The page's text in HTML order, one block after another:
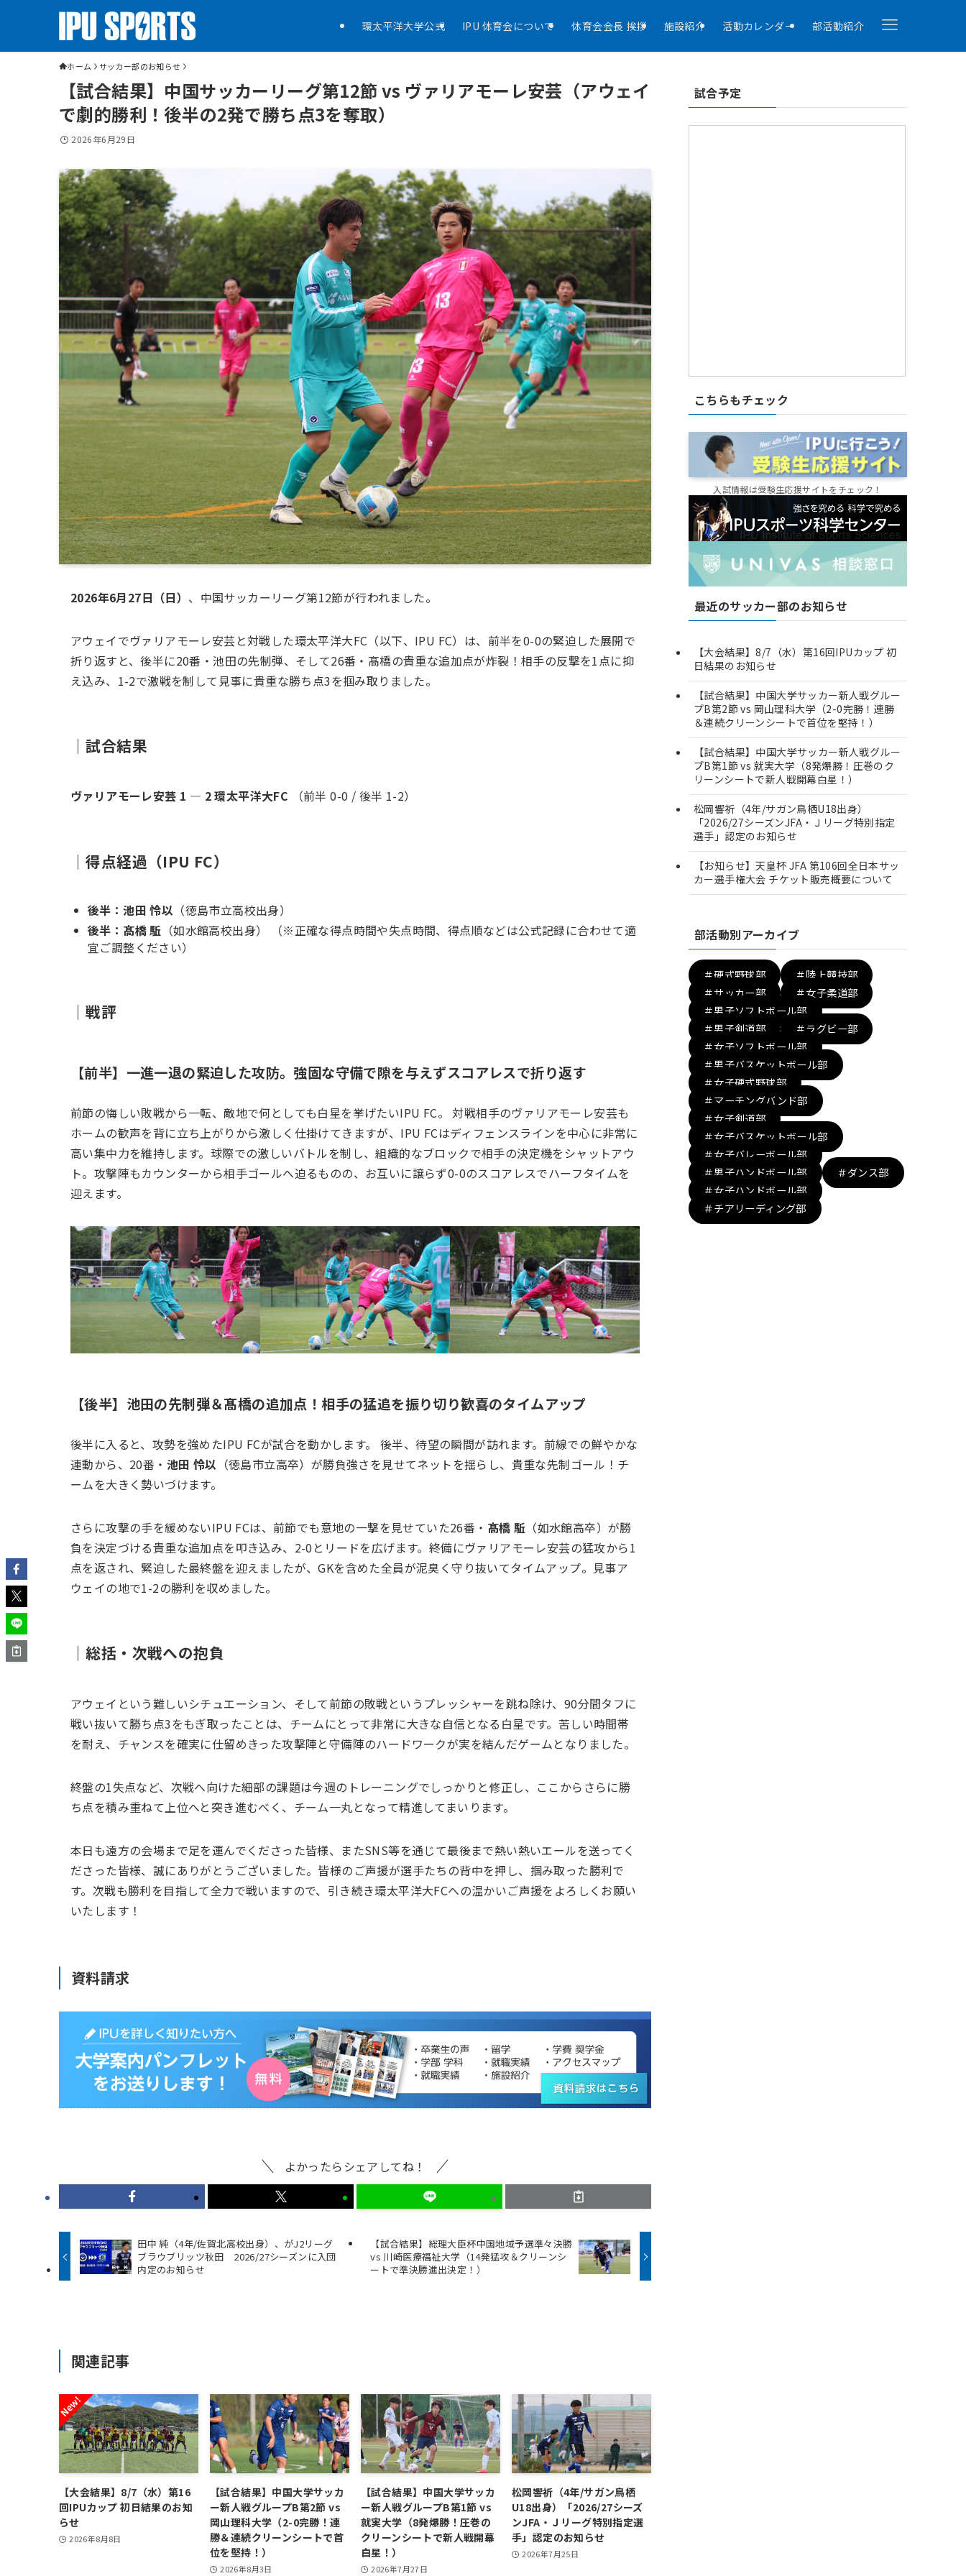
環太平洋大学公式 IPU 体育会について 体育会会長 挨拶 施設紹介 活動カレンダー 部活動紹介
ホーム サッカー部のお知らせ
【試合結果】中国サッカーリーグ第12節 vs ヴァリアモーレ安芸（アウェイ
で劇的勝利！後半の2発で勝ち点3を奪取）
2026年6月29日
2026年6月27日（日） 、中国サッカーリーグ第12節が行われました。
アウェイでヴァリアモーレ安芸と対戦した環太平洋大FC（以下、IPU FC）は、前半を0-0の緊迫した展開で
折り返すと、後半に20番・池田の先制弾、そして26番・髙橋の貴重な追加点が炸裂！相手の反撃を1点に抑
え込み、1-2で激戦を制して見事に貴重な勝ち点3を掴み取りました。
｜試合結果
ヴァリアモーレ安芸 1 — 2 環太平洋大FC （前半 0-0 / 後半 1-2）
｜得点経過（IPU FC）
後半：池田 怜以 （徳島市立高校出身）
後半：髙橋 駈 （如水館高校出身） （※正確な得点時間や失点時間、得点順などは公式記録に合わせて適
宜ご調整ください）
｜戦評
【前半】一進一退の緊迫した攻防。強固な守備で隙を与えずスコアレスで折り返す
前節の悔しい敗戦から一転、敵地で何としても白星を挙げたいIPU FC。 対戦相手のヴァリアモーレ安芸も
ホームの歓声を背に立ち上がりから激しく仕掛けてきますが、IPU FCはディフェンスラインを中心に非常に
高い集中力を維持します。球際での激しいバトルを制し、組織的なブロックで相手の決定機をシャットアウ
ト。攻撃陣もカウンターから相手ゴールへ迫るものの、お互いに譲らず0-0のスコアレスでハーフタイムを
迎えます。
【後半】池田の先制弾＆髙橋の追加点！相手の猛追を振り切り歓喜のタイムアップ
後半に入ると、攻勢を強めたIPU FCが試合を動かします。 後半、待望の瞬間が訪れます。前線での鮮やかな
連動から、20番・ 池田 怜以 （徳島市立高卒）が勝負強さを見せてネットを揺らし、貴重な先制ゴール！チ
ームを大きく勢いづけます。
さらに攻撃の手を緩めないIPU FCは、前節でも意地の一撃を見せていた26番・ 髙橋 駈 （如水館高卒）が勝
負を決定づける貴重な追加点を叩き込み、2-0とリードを広げます。終備にヴァリアモーレ安芸の猛攻から1
点を返され、緊迫した最終盤を迎えましたが、GKを含めた全員が泥臭く守り抜いてタイムアップ。見事ア
ウェイの地で1-2の勝利を収めました。
｜総括・次戦への抱負
アウェイという難しいシチュエーション、そして前節の敗戦というプレッシャーを跳ね除け、90分間タフに
戦い抜いて勝ち点3をもぎ取ったことは、チームにとって非常に大きな自信となる白星です。苦しい時間帯
を耐え、チャンスを確実に仕留めきった攻撃陣と守備陣のハードワークが実を結んだゲームとなりました。
終盤の1失点など、次戦へ向けた細部の課題は今週のトレーニングでしっかりと修正し、ここからさらに勝
ち点を積み重ねて上位へと突き進むべく、チーム一丸となって精進してまいります。
本日も遠方の会場まで足を運んでくださった皆様、またSNS等を通じて最後まで熱い熱いエールを送ってく
ださった皆様、誠にありがとうございました。皆様のご声援が選手たちの背中を押し、掴み取った勝利で
す。次戦も勝利を目指して全力で戦いますので、引き続き環太平洋大FCへの温かいご声援をよろしくお願い
いたします！
資料請求
よかったらシェアしてね！
田中 純（4年/佐賀北高校出身）、がJ2リーグ
ブラウブリッツ秋田 2026/27シーズンに入団
内定のお知らせ
【試合結果】総理大臣杯中国地域予選準々決勝
vs 川崎医療福祉大学（14発猛攻＆クリーンシ
ートで準決勝進出決定！）
関連記事
【大会結果】8/7（水）第16
回IPUカップ 初日結果のお知
らせ
2026年8月8日
【試合結果】中国大学サッカ
ー新人戦グループB第2節 vs
岡山理科大学（2-0完勝！連
勝＆連続クリーンシートで首
位を堅持！）
2026年8月3日
【試合結果】中国大学サッカ
ー新人戦グループB第1節 vs
就実大学（8発爆勝！圧巻の
クリーンシートで新人戦開幕
白星！）
2026年7月27日
松岡響祈（4年/サガン鳥栖
U18出身）「2026/27シーズ
ンJFA・Ｊリーグ特別指定選
手」認定のお知らせ
2026年7月25日
試合予定
こちらもチェック
入試情報は受験生応援サイトをチェック！
最近のサッカー部のお知らせ
【大会結果】8/7（水）第16回IPUカップ 初
日結果のお知らせ
【試合結果】中国大学サッカー新人戦グルー
プB第2節 vs 岡山理科大学（2-0完勝！連勝
＆連続クリーンシートで首位を堅持！）
【試合結果】中国大学サッカー新人戦グルー
プB第1節 vs 就実大学（8発爆勝！圧巻のク
リーンシートで新人戦開幕白星！）
松岡響祈（4年/サガン鳥栖U18出身）
「2026/27シーズンJFA・Ｊリーグ特別指定
選手」認定のお知らせ
【お知らせ】天皇杯 JFA 第106回全日本サッ
カー選手権大会 チケット販売概要について
部活動別アーカイブ
＃硬式野球部
＃陸上競技部
＃サッカー部
＃女子柔道部
＃男子ソフトボール部
＃男子剣道部
＃ラグビー部
＃女子ソフトボール部
＃男子バスケットボール部
＃女子硬式野球部
＃マーチングバンド部
＃女子剣道部
＃女子バスケットボール部
＃女子バレーボール部
＃男子ハンドボール部
＃ダンス部
＃女子ハンドボール部
＃チアリーディング部